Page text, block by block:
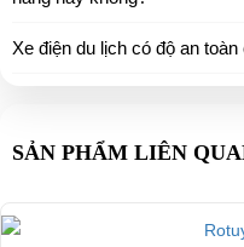
Xe điện du lịch có độ an
SẢN PHẨM LIÊN